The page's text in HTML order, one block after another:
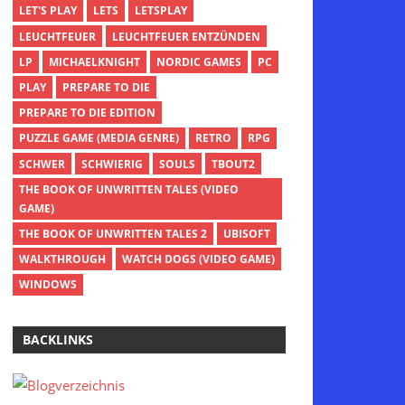
LET'S PLAY
LETS
LETSPLAY
LEUCHTFEUER
LEUCHTFEUER ENTZÜNDEN
LP
MICHAELKNIGHT NORDIC GAMES
PC
PLAY
PREPARE TO DIE
PREPARE TO DIE EDITION
PUZZLE GAME (MEDIA GENRE)
RETRO
RPG
SCHWER
SCHWIERIG SOULS
TBOUT2
THE BOOK OF UNWRITTEN TALES (VIDEO
GAME)
THE BOOK OF UNWRITTEN TALES 2
UBISOFT
WALKTHROUGH
WATCH DOGS (VIDEO GAME)
WINDOWS
BACKLINKS